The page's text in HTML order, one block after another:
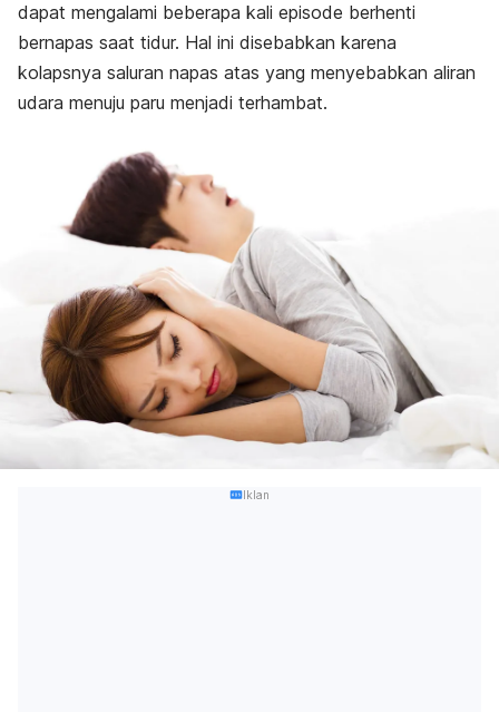
dapat mengalami beberapa kali episode berhenti
bernapas saat tidur. Hal ini disebabkan karena
kolapsnya saluran napas atas yang menyebabkan aliran
udara menuju paru menjadi terhambat.
Iklan